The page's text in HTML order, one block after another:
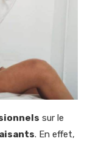
sur le
. En effet,